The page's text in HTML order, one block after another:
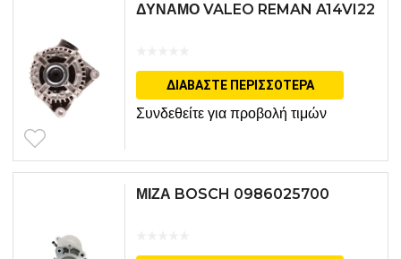
ΔΥΝΑΜΟ VALEO REMAN A14VI22
ΔΙΑΒΆΣΤΕ ΠΕΡΙΣΣΌΤΕΡΑ
Συνδεθείτε για προβολή τιμών
ΜΙΖΑ BOSCH 0986025700